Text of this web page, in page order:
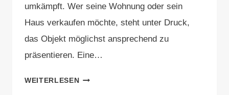
umkämpft. Wer seine Wohnung oder sein
Haus verkaufen möchte, steht unter Druck,
das Objekt möglichst ansprechend zu
präsentieren. Eine…
WEITERLESENLOHNT